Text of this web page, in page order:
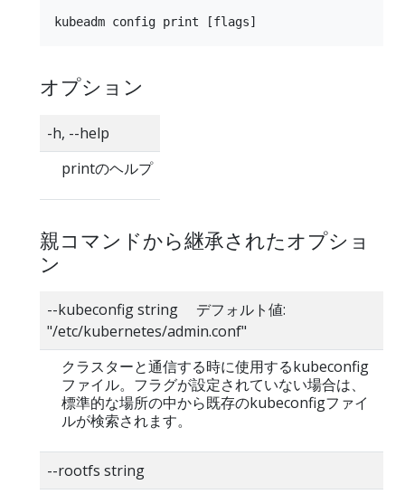
オプション
-h, --help
printのヘルプ
親コマンドから継承されたオプショ
ン
--kubeconfig string デフォルト値:
"/etc/kubernetes/admin.conf"
クラスターと通信する時に使用するkubeconfig
ファイル。フラグが設定されていない場合は、
標準的な場所の中から既存のkubeconfigファイ
ルが検索されます。
--rootfs string